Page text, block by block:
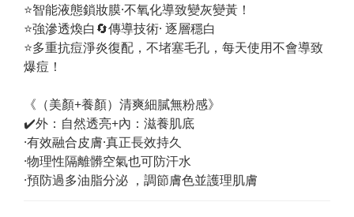
⭐️智能液態鎖妝膜·不氧化導致變灰變黃！
⭐️強滲透煥白🔄傳導技術· 逐層穩白
⭐️多重抗痘淨炎復配，不堵塞毛孔，每天使用不會導致
爆痘！
《（美顏+養顏）清爽細膩無粉感》
✔️外：自然透亮+內：滋養肌底
·有效融合皮膚·真正長效持久
·物理性隔離髒空氣也可防汗水
·預防過多油脂分泌 ，調節膚色並護理肌膚